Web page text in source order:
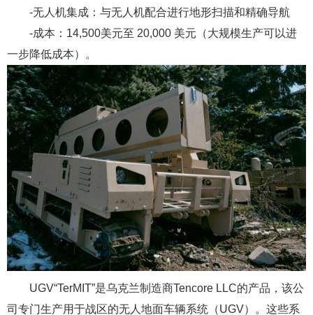
-无人机集成：与无人机配合进行地形扫描和精确导航
-成本：14,500美元至 20,000 美元（大规模生产可以进
一步降低成本）。
UGV“TerMIT”是乌克兰制造商Tencore LLC的产品，该公
司专门生产用于战区的无人地面车辆系统（UGV）。这些系